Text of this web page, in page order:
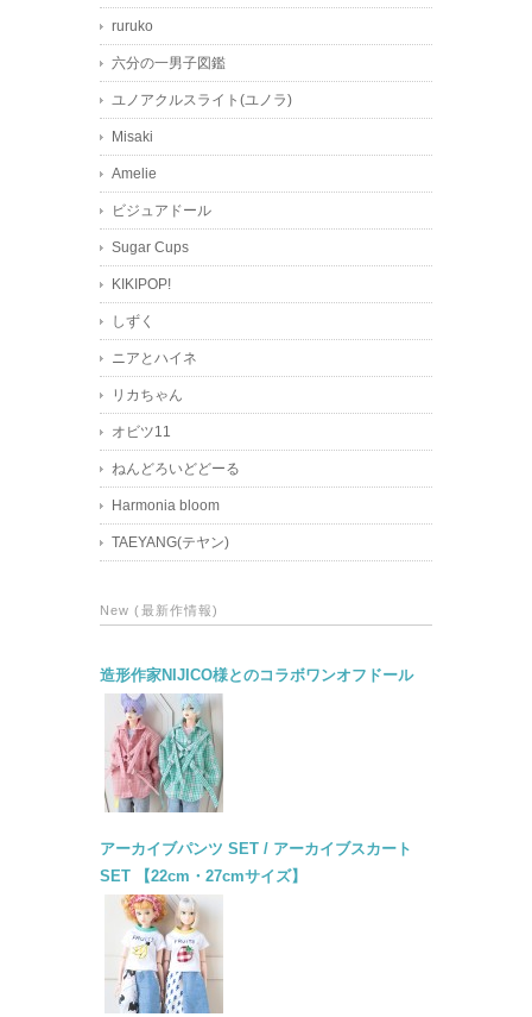
ruruko
六分の一男子図鑑
ユノアクルスライト(ユノラ)
Misaki
Amelie
ビジュアドール
Sugar Cups
KIKIPOP!
しずく
ニアとハイネ
リカちゃん
オビツ11
ねんどろいどどーる
Harmonia bloom
TAEYANG(テヤン)
New (最新作情報)
造形作家NIJICO様とのコラボワンオフドール
アーカイブパンツ SET / アーカイブスカート
SET 【22cm・27cmサイズ】